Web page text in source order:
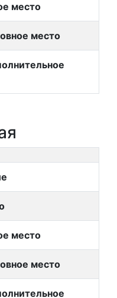
место
место
место
место